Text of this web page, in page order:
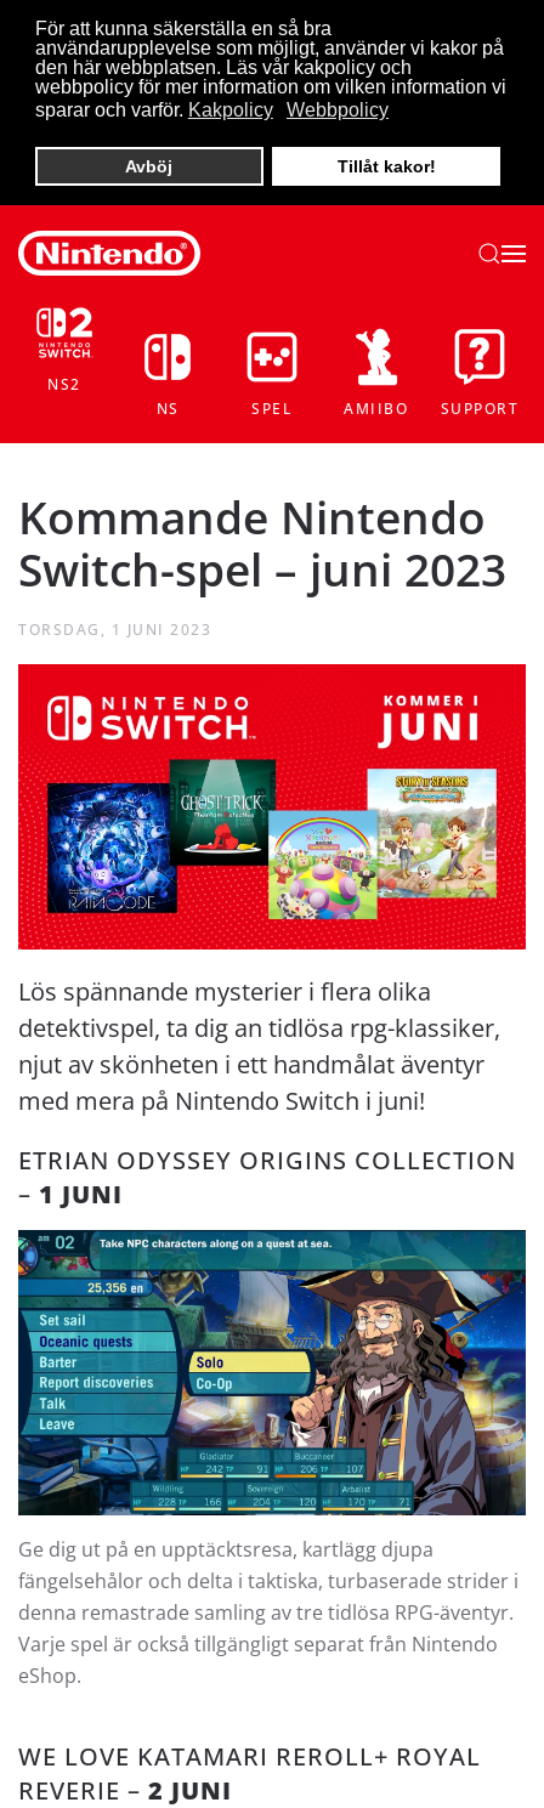
För att kunna säkerställa en så bra
användarupplevelse som möjligt, använder vi kakor på
den här webbplatsen. Läs vår kakpolicy och
webbpolicy för mer information om vilken information vi
sparar och varför. Kakpolicy Webbpolicy
Avböj Tillåt kakor!
Skip to main content
NS2
NS
SPEL AMIIBO SUPPORT
Kommande Nintendo
Switch-spel – juni 2023
TORSDAG, 1 JUNI 2023
Lös spännande mysterier i flera olika
detektivspel, ta dig an tidlösa rpg-klassiker,
njut av skönheten i ett handmålat äventyr
med mera på Nintendo Switch i juni!
ETRIAN ODYSSEY ORIGINS COLLECTION
– 1 JUNI
Ge dig ut på en upptäcktsresa, kartlägg djupa
fängelsehålor och delta i taktiska, turbaserade strider i
denna remastrade samling av tre tidlösa RPG-äventyr.
Varje spel är också tillgängligt separat från Nintendo
eShop.
WE LOVE KATAMARI REROLL+ ROYAL
REVERIE – 2 JUNI